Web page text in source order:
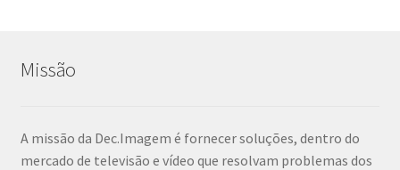
Missão
A missão da Dec.Imagem é fornecer soluções, dentro do
mercado de televisão e vídeo que resolvam problemas dos